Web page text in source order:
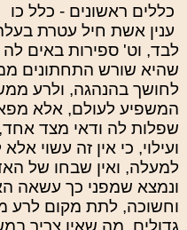
כללים ראשונים - כלל כו
ענין אשת חיל עטרת
לבד, וט' ספירות באים
שהיא שורש התחתונים
לחושך בהנהגה, ולרע
המשפיע לעולם, אלא
שפלות לה ודאי מצד
ועילוי, כי אין זה עשוי
למעלה, ואין שבחו של
ונמצא שמפני כך עשאה
וחשוכה, לתת מקום לרע
גדולים, מה שאין צריך